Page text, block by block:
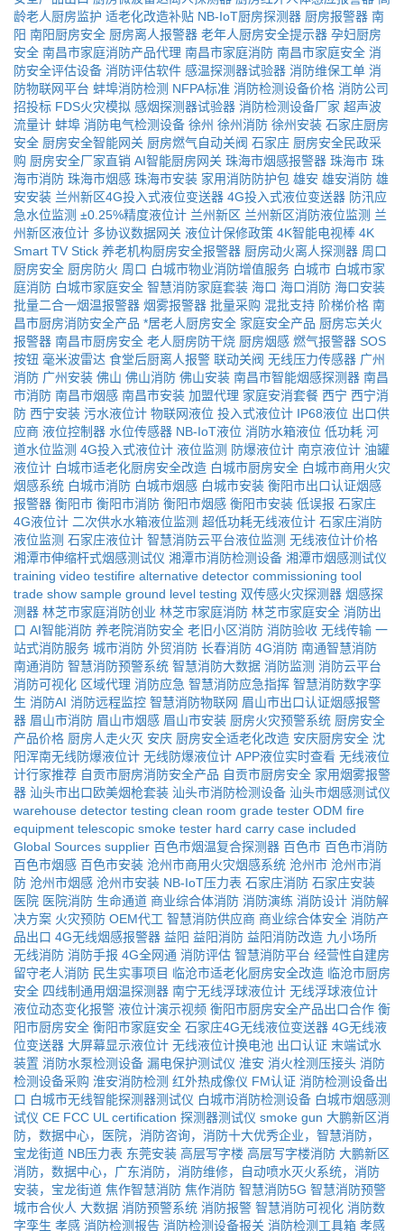
龄老人厨房监护 适老化改造补贴 NB-IoT厨房探测器 厨房报警器 南
阳 南阳厨房安全 厨房离人报警器 老年人厨房安全提示器 孕妇厨房
安全 南昌市家庭消防产品代理 南昌市家庭消防 南昌市家庭安全 消
防安全评估设备 消防评估软件 感温探测器试验器 消防维保工单 消
防物联网平台 蚌埠消防检测 NFPA标准 消防检测设备价格 消防公司
招投标 FDS火灾模拟 感烟探测器试验器 消防检测设备厂家 超声波
流量计 蚌埠 消防电气检测设备 徐州 徐州消防 徐州安装 石家庄厨房
安全 厨房安全智能网关 厨房燃气自动关阀 石家庄 厨房安全民政采
购 厨房安全厂家直销 AI智能厨房网关 珠海市烟感报警器 珠海市 珠
海市消防 珠海市烟感 珠海市安装 家用消防防护包 雄安 雄安消防 雄
安安装 兰州新区4G投入式液位变送器 4G投入式液位变送器 防汛应
急水位监测 ±0.25%精度液位计 兰州新区 兰州新区消防液位监测 兰
州新区液位计 多协议数据网关 液位计保修政策 4K智能电视棒 4K
Smart TV Stick 养老机构厨房安全报警器 厨房动火离人探测器 周口
厨房安全 厨房防火 周口 白城市物业消防增值服务 白城市 白城市家
庭消防 白城市家庭安全 智慧消防家庭套装 海口 海口消防 海口安装
批量二合一烟温报警器 烟雾报警器 批量采购 混批支持 阶梯价格 南
昌市厨房消防安全产品 *居老人厨房安全 家庭安全产品 厨房忘关火
报警器 南昌市厨房安全 老人厨房防干烧 厨房烟感 燃气报警器 SOS
按钮 毫米波雷达 食堂后厨离人报警 联动关阀 无线压力传感器 广州
消防 广州安装 佛山 佛山消防 佛山安装 南昌市智能烟感探测器 南昌
市消防 南昌市烟感 南昌市安装 加盟代理 家庭安消套餐 西宁 西宁消
防 西宁安装 污水液位计 物联网液位 投入式液位计 IP68液位 出口供
应商 液位控制器 水位传感器 NB-IoT液位 消防水箱液位 低功耗 河
道水位监测 4G投入式液位计 液位监测 防爆液位计 南京液位计 油罐
液位计 白城市适老化厨房安全改造 白城市厨房安全 白城市商用火灾
烟感系统 白城市消防 白城市烟感 白城市安装 衡阳市出口认证烟感
报警器 衡阳市 衡阳市消防 衡阳市烟感 衡阳市安装 低误报 石家庄
4G液位计 二次供水水箱液位监测 超低功耗无线液位计 石家庄消防
液位监测 石家庄液位计 智慧消防云平台液位监测 无线液位计价格
湘潭市伸缩杆式烟感测试仪 湘潭市消防检测设备 湘潭市烟感测试仪
training video testifire alternative detector commissioning tool
trade show sample ground level testing 双传感火灾探测器 烟感探
测器 林芝市家庭消防创业 林芝市家庭消防 林芝市家庭安全 消防出
口 AI智能消防 养老院消防安全 老旧小区消防 消防验收 无线传输 一
站式消防服务 城市消防 外贸消防 长春消防 4G消防 南通智慧消防
南通消防 智慧消防预警系统 智慧消防大数据 消防监测 消防云平台
消防可视化 区域代理 消防应急 智慧消防应急指挥 智慧消防数字孪
生 消防AI 消防远程监控 智慧消防物联网 眉山市出口认证烟感报警
器 眉山市消防 眉山市烟感 眉山市安装 厨房火灾预警系统 厨房安全
产品价格 厨房人走火灭 安庆 厨房安全适老化改造 安庆厨房安全 沈
阳浑南无线防爆液位计 无线防爆液位计 APP液位实时查看 无线液位
计行家推荐 自贡市厨房消防安全产品 自贡市厨房安全 家用烟雾报警
器 汕头市出口欧美烟枪套装 汕头市消防检测设备 汕头市烟感测试仪
warehouse detector testing clean room grade tester ODM fire
equipment telescopic smoke tester hard carry case included
Global Sources supplier 百色市烟温复合探测器 百色市 百色市消防
百色市烟感 百色市安装 沧州市商用火灾烟感系统 沧州市 沧州市消
防 沧州市烟感 沧州市安装 NB-IoT压力表 石家庄消防 石家庄安装
医院 医院消防 生命通道 商业综合体消防 消防演练 消防设计 消防解
决方案 火灾预防 OEM代工 智慧消防供应商 商业综合体安全 消防产
品出口 4G无线烟感报警器 益阳 益阳消防 益阳消防改造 九小场所
无线消防 消防手报 4G全网通 消防评估 智慧消防平台 经营性自建房
留守老人消防 民生实事项目 临沧市适老化厨房安全改造 临沧市厨房
安全 四线制通用烟温探测器 南宁无线浮球液位计 无线浮球液位计
液位动态变化报警 液位计演示视频 衡阳市厨房安全产品出口合作 衡
阳市厨房安全 衡阳市家庭安全 石家庄4G无线液位变送器 4G无线液
位变送器 大屏幕显示液位计 无线液位计换电池 出口认证 末端试水
装置 消防水泵检测设备 漏电保护测试仪 淮安 消火栓测压接头 消防
检测设备采购 淮安消防检测 红外热成像仪 FM认证 消防检测设备出
口 白城市无线智能探测器测试仪 白城市消防检测设备 白城市烟感测
试仪 CE FCC UL certification 探测器测试仪 smoke gun 大鹏新区消
防，数据中心，医院，消防咨询，消防十大优秀企业，智慧消防，
宝龙街道 NB压力表 东莞安装 高层写字楼 高层写字楼消防 大鹏新区
消防，数据中心，广东消防，消防维修，自动喷水灭火系统，消防
安装，宝龙街道 焦作智慧消防 焦作消防 智慧消防5G 智慧消防预警
城市合伙人 大数据 消防预警系统 消防报警 智慧消防可视化 消防数
字孪生 孝感 消防检测报告 消防检测设备报关 消防检测工具箱 孝感